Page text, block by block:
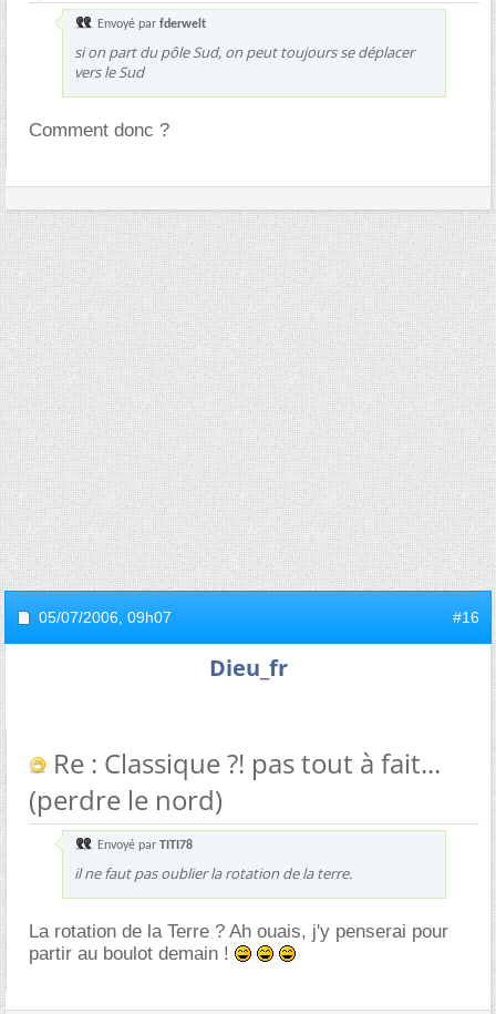
Envoyé par fderwelt
si on part du pôle Sud, on peut toujours se déplacer
vers le Sud
Comment donc ?
05/07/2006, 09h07 #16
Dieu_fr
Re : Classique ?! pas tout à fait...
(perdre le nord)
Envoyé par TITI78
il ne faut pas oublier la rotation de la terre.
La rotation de la Terre ? Ah ouais, j'y penserai pour
partir au boulot demain !